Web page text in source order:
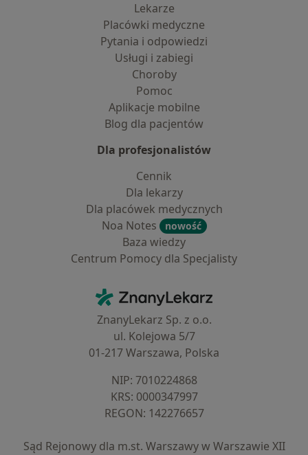
Lekarze
Placówki medyczne
Pytania i odpowiedzi
Usługi i zabiegi
Choroby
Pomoc
Aplikacje mobilne
Blog dla pacjentów
Dla profesjonalistów
Cennik
Dla lekarzy
Dla placówek medycznych
Noa Notes
nowość
Baza wiedzy
Centrum Pomocy dla Specjalisty
ZnanyLekarz - Strona główna
ZnanyLekarz Sp. z o.o.
ul. Kolejowa 5/7
01-217 Warszawa, Polska
NIP: ⁠7010224868
KRS: ⁠0000347997
REGON: ⁠142276657
Sąd Rejonowy dla m.st. Warszawy w Warszawie XII